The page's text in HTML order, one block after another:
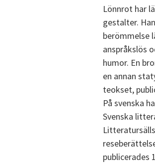
Lönnrot har
gestalter.
berömmelse
anspråkslös
humor. En
en annan
teokset,
På svenska
Svenska
publicerades